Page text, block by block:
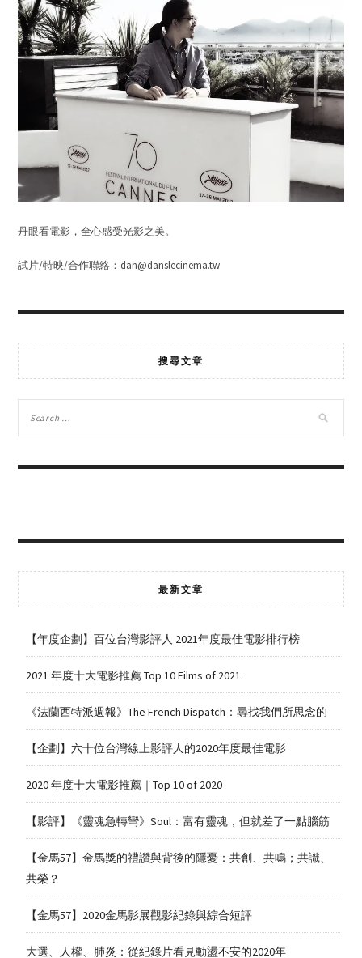
丹眼看電影，全心感受光影之美。
試片/特映/合作聯絡：dan@danslecinema.tw
搜尋文章
最新文章
【年度企劃】百位台灣影評人 2021年度最佳電影排行榜
2021 年度十大電影推薦 Top 10 Films of 2021
《法蘭西特派週報》The French Dispatch：尋找我們所思念的
【企劃】六十位台灣線上影評人的2020年度最佳電影
2020 年度十大電影推薦｜Top 10 of 2020
【影評】《靈魂急轉彎》Soul：富有靈魂，但就差了一點腦筋
【金馬57】金馬獎的禮讚與背後的隱憂：共創、共鳴；共識、
共榮？
【金馬57】2020金馬影展觀影紀錄與綜合短評
大選、人權、肺炎：從紀錄片看見動盪不安的2020年